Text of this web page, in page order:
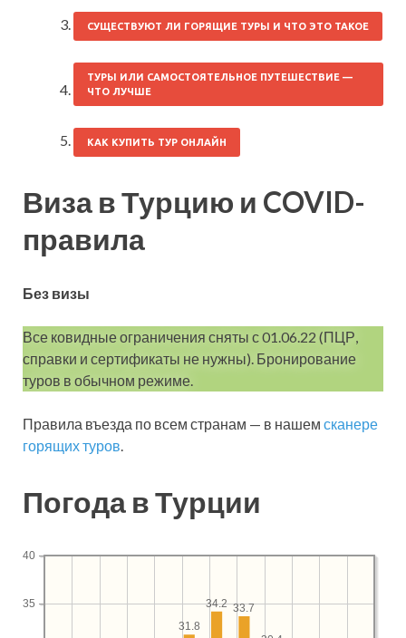
СУЩЕСТВУЮТ ЛИ ГОРЯЩИЕ ТУРЫ И ЧТО ЭТО ТАКОЕ
ТУРЫ ИЛИ САМОСТОЯТЕЛЬНОЕ ПУТЕШЕСТВИЕ —
ЧТО ЛУЧШЕ
КАК КУПИТЬ ТУР ОНЛАЙН
Виза в Турцию и COVID-
правила
Без визы
Все ковидные ограничения сняты с 01.06.22 (ПЦР,
справки и сертификаты не нужны). Бронирование
туров в обычном режиме.
Правила въезда по всем странам — в нашем сканере
горящих туров.
Погода в Турции